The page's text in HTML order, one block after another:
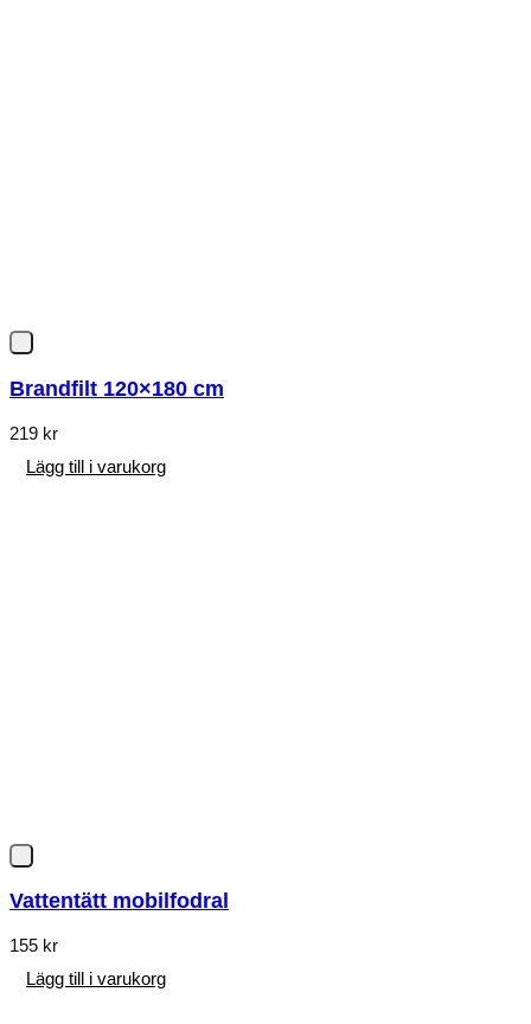
Brandfilt 120×180 cm
219 kr
Lägg till i varukorg
Vattentätt mobilfodral
155 kr
Lägg till i varukorg